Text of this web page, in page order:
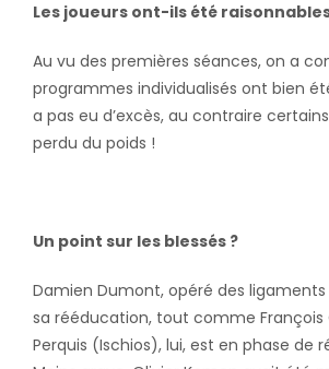
Les joueurs ont-ils été
Au vu des premières séances, on a
programmes individualisés ont bien
a pas eu d’excès, au contraire
perdu du poids !
Un point sur les blessés ?
Damien Dumont, opéré des ligaments
sa rééducation, tout comme François
Perquis (Ischios), lui, est en phase de